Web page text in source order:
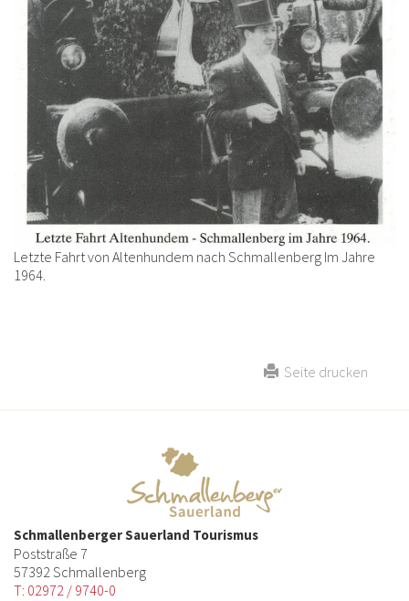
Letzte Fahrt von Altenhundem nach Schmallenberg Im Jahre
1964.
Seite drucken
Schmallenberger Sauerland Tourismus
Poststraße 7
57392 Schmallenberg
T: 02972 / 9740-0